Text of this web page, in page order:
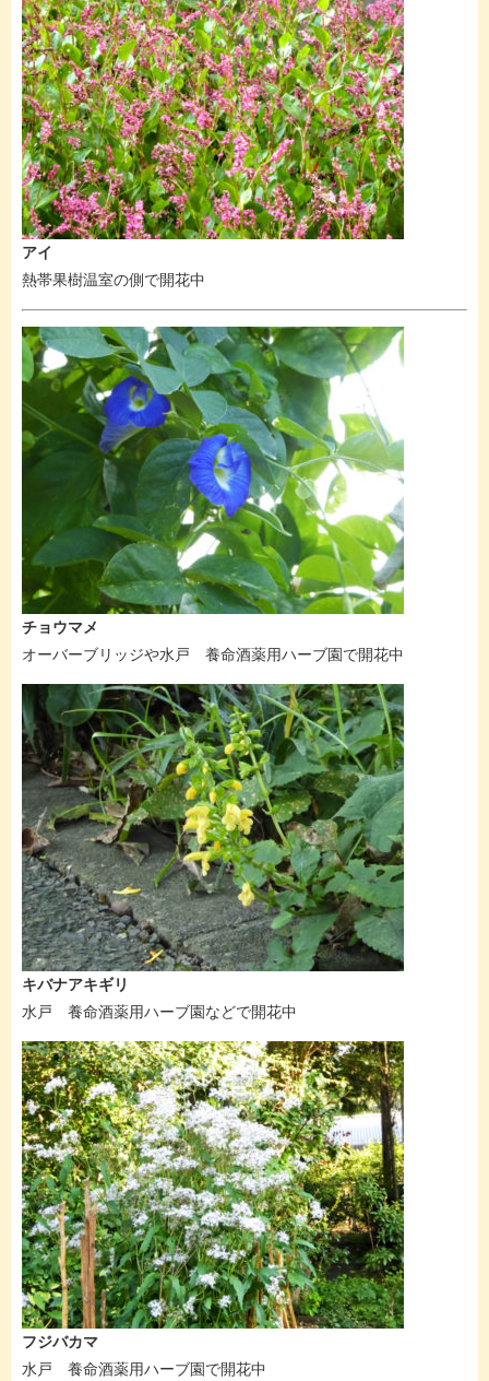
アイ
熱帯果樹温室の側で開花中
チョウマメ
オーバーブリッジや水戸 養命酒薬用ハーブ園で開花中
キバナアキギリ
水戸 養命酒薬用ハーブ園などで開花中
フジバカマ
水戸 養命酒薬用ハーブ園で開花中